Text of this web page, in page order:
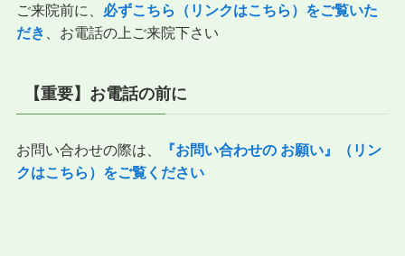
ご来院前に、 必ずこちら（リンクはこちら）をご覧いた
だき
、お電話の上ご来院下さい
【重要】お電話の前に
お問い合わせの際は、 『お問い合わせの お願い』（リン
クはこちら）をご覧ください